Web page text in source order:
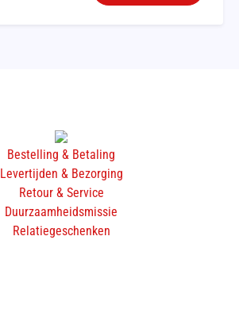
Bestelling & Betaling
Levertijden & Bezorging
Retour & Service
Duurzaamheidsmissie
Relatiegeschenken